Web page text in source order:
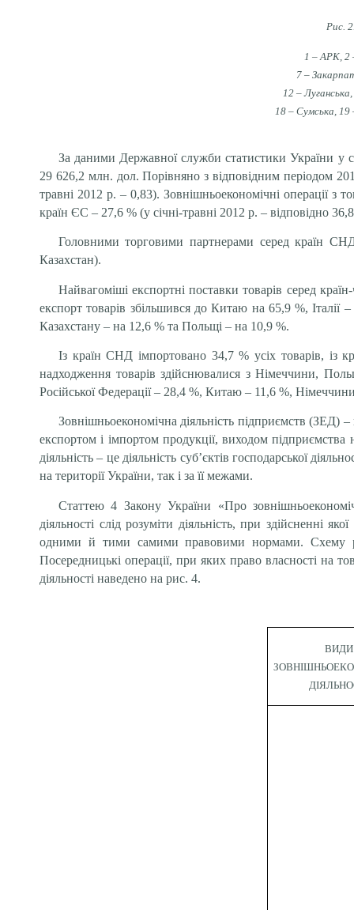
Рис.
1 – АРК, 2
7 –
12 –
18 – Сумська, 19
За даними Державної служби статистики України у
29 626,2 млн. дол. Порівняно з відповідним періодом
травні 2012 р. – 0,83). Зовнішньоекономічні операції з
країн ЄС – 27,6 % (у січні-травні 2012 р. – відповідно
Головними торговими партнерами серед країн
Казахстан).
Найвагоміші експортні поставки товарів серед
експорт товарів збільшився до Китаю на 65,9 %,
Казахстану – на 12,6 % та Польщі – на 10,9 %.
Із країн СНД імпортовано 34,7 % усіх товарів, із
надходження товарів здійснювалися з Німеччини,
Російської Федерації – 28,4 %, Китаю – 11,6 %,
Зовнішньоекономічна діяльність підприємств (ЗЕД)
експортом і імпортом продукції, виходом
діяльність – це діяльність суб’єктів господарської
на території України, так і за її межами.
Статтею 4 Закону України «Про
діяльності слід розуміти діяльність, при
одними й тими самими правовими нормами. Схему
Посередницькі операції, при яких право власності на
діяльності наведено на рис. 4.
ВИДИ